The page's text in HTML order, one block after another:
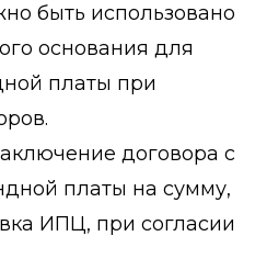
быть использовано
основания для
платы при
договора с
платы на сумму,
ИПЦ, при согласии